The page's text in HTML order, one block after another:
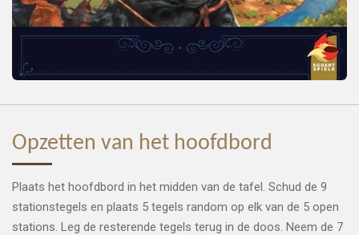
Opzetten van het hoofdbord
Plaats het hoofdbord in het midden van de tafel. Schud de 9
stationstegels en plaats 5 tegels random op elk van de 5 open
stations. Leg de resterende tegels terug in de doos. Neem de 7